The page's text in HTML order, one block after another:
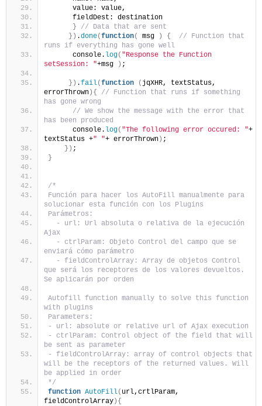
      value: value,
      fieldDest: destination
}
// Data that are sent
}) .done(function( msg ) {
// Function that
runs if everything has gone well
      console.
log( "Response the Function
setSession: "+msg ) ;
}) .fail(function ( jqXHR, textStatus,
errorThrown){ // Function that runs if something
has gone wrong
// We show the message with the error that
has been produced
      console.
log( "The following error occured: "+
textStatus +" "+ errorThrown) ;
}) ;
}
/*
Función para hacer los AutoFill manualmente para
solucionar esta función con los Plugins
Parámetros:
  - url: Url absoluta o relativa de la ejecución
Ajax
  - ctrlParam: Objeto Control del campo que se
enviará cómo parámetro
  - fieldControlArray: Array de objetos Control
que será los receptores de los valores devueltos.
Se aplicarán por orden
Autofill function manually to solve this function
with plugins
Parameters:
- url: absolute or relative url of Ajax execution
- ctrlParam: Control object of the field that will
be sent as parameter
- fieldControlArray: array of control objects that
will be the receptors of the returned values. Will
be applied in order
*/
function AutoFill( url,crtlParam,
fieldControlArray){